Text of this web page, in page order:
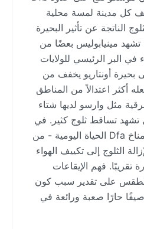
كل مدينة لمسة محلية
الناتجة عن تأثير البحيرة
تشهد مينيابوليس بعضًا من
في البر الرئيسي للولايات
بحيرة أونتاريو يخفف من
أكثر اعتدالاً من المناطق
مثل وارسو لديها شتاء
تشهد تساقط ثلوج كثير. في
كل هذه الأماكن، يشكل مناخ Dfa الحياة اليومية - من
الثلوج إلى تكييف الهواء
تقريبًا. فهم الإيقاعات
على تقدير سبب كون
صيفًا حارًا صعبة ورائعة في